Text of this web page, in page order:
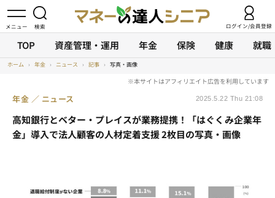
ログイン/会員登録
TOP 資産管理・運用 年金 保険 健康 就職
ホーム › 年金 › ニュース › 記事 › 写真・画像
高知銀行とベター・プレイスが業務提携！「はぐくみ企業年
金」導入で法人顧客の人材定着支援 2枚目の写真・画像
年金 ニュース 2025.5.22 Thu 21:08